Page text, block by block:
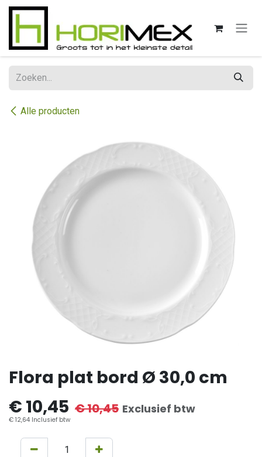
Overslaan naar inhoud
Alle producten
Flora plat bord Ø 30,0 cm
€ 10,45 €10,45 Exclusief btw
€ 12,64 Inclusief btw